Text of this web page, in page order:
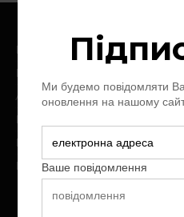
Головна
Про нас
Архів журналу
Контакт
Пожертви
Передплата